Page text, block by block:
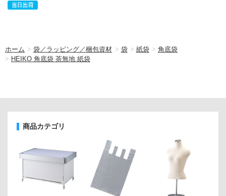
ホーム >袋／ラッピング／梱包資材 > 袋 > 紙袋 > 角底袋
> HEIKO 角底袋 茶無地 紙袋
商品カテゴリ